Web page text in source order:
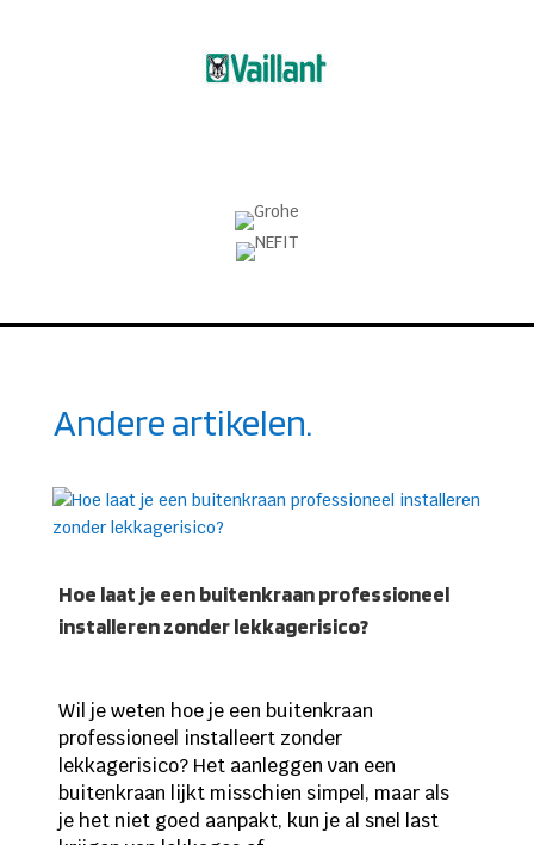
Andere artikelen.
Hoe laat je een buitenkraan professioneel
installeren zonder lekkagerisico?
Wil je weten hoe je een buitenkraan
professioneel installeert zonder
lekkagerisico? Het aanleggen van een
buitenkraan lijkt misschien simpel, maar als
je het niet goed aanpakt, kun je al snel last